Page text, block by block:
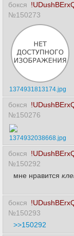
бокся
№150273
1374931813174.jpg
бокся
№150276
1374932038668.jpg
бокся
№150292
мне нравится
бокся
№150293
>>150292